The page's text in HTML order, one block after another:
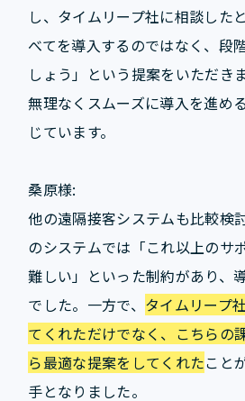
し、タイムリープ社に相談した
べてを導入するのではなく、段
しょう」という提案をいただき
無理なくスムーズに導入を進め
じています。
桑原様:
他の遠隔接客システムも比較検
のシステムでは「これ以上のサ
難しい」といった制約があり、
でした。一方で、 タイムリープ
てくれただけでなく、こちらの
ら最適な提案をしてくれたこと
手となりました。